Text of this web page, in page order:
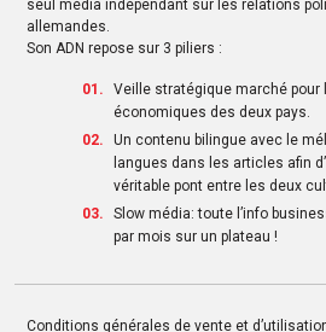
seul média indépendant sur les relations
allemandes.
Son ADN repose sur 3 piliers :
Veille stratégique marché pour
économiques des deux pays.
Un contenu bilingue avec le
langues dans les articles afin
véritable pont entre les deux
Slow média: toute l’info
par mois sur un plateau !
Conditions générales de vente et